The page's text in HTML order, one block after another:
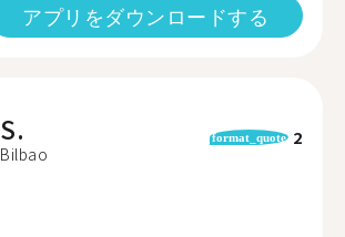
アプリをダウンロードする
S.
Bilbao
format_quote 2